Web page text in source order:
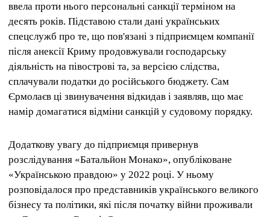
ввела проти нього персональні санкції терміном на
десять років. Підставою стали дані українських
спецслужб про те, що пов'язані з підприємцем компанії
після анексії Криму продовжували господарську
діяльність на півострові та, за версією слідства,
сплачували податки до російського бюджету. Сам
Єрмолаєв ці звинувачення відкидав і заявляв, що має
намір домагатися відміни санкцій у судовому порядку.
Додаткову увагу до підприємця привернув
розслідування «Батальйон Монако», опубліковане
«Українською правдою» у 2022 році. У ньому
розповідалося про представників українського великого
бізнесу та політики, які після початку війни проживали